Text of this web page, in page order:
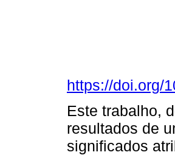
https://doi.org/
Este trabalho,
resultados de
significados